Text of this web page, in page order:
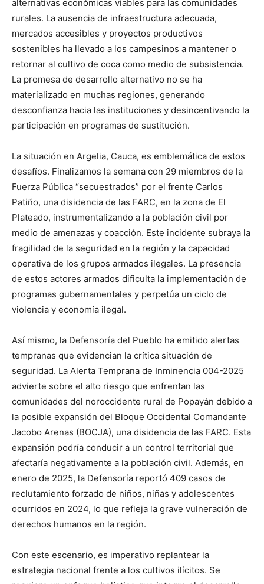
alternativas económicas viables para las comunidades
rurales. La ausencia de infraestructura adecuada,
mercados accesibles y proyectos productivos
sostenibles ha llevado a los campesinos a mantener o
retornar al cultivo de coca como medio de subsistencia.
La promesa de desarrollo alternativo no se ha
materializado en muchas regiones, generando
desconfianza hacia las instituciones y desincentivando la
participación en programas de sustitución.
La situación en Argelia, Cauca, es emblemática de estos
desafíos. Finalizamos la semana con 29 miembros de la
Fuerza Pública “secuestrados” por el frente Carlos
Patiño, una disidencia de las FARC, en la zona de El
Plateado, instrumentalizando a la población civil por
medio de amenazas y coacción. Este incidente subraya la
fragilidad de la seguridad en la región y la capacidad
operativa de los grupos armados ilegales. La presencia
de estos actores armados dificulta la implementación de
programas gubernamentales y perpetúa un ciclo de
violencia y economía ilegal.
Así mismo, la Defensoría del Pueblo ha emitido alertas
tempranas que evidencian la crítica situación de
seguridad. La Alerta Temprana de Inminencia 004-2025
advierte sobre el alto riesgo que enfrentan las
comunidades del noroccidente rural de Popayán debido a
la posible expansión del Bloque Occidental Comandante
Jacobo Arenas (BOCJA), una disidencia de las FARC. Esta
expansión podría conducir a un control territorial que
afectaría negativamente a la población civil. Además, en
enero de 2025, la Defensoría reportó 409 casos de
reclutamiento forzado de niños, niñas y adolescentes
ocurridos en 2024, lo que refleja la grave vulneración de
derechos humanos en la región.
Con este escenario, es imperativo replantear la
estrategia nacional frente a los cultivos ilícitos. Se